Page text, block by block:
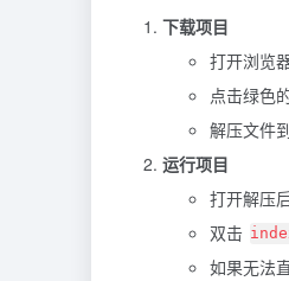
下载项目
打开浏览
点击绿色
解压文件
运行项目
打开解压
双击
如果无法